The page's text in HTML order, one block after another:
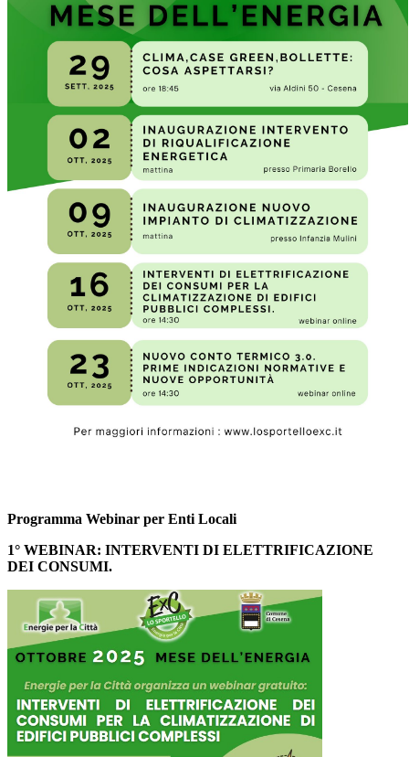
Programma Webinar per Enti Locali
1° WEBINAR: INTERVENTI DI ELETTRIFICAZIONE
DEI CONSUMI.